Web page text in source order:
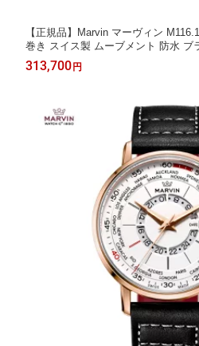
【正規品】Marvin マーヴィン
巻き スイス製 ムーブメント 防水 ブ
313,700 円